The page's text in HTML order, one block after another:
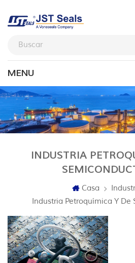
INDUSTRIA
Casa
Industria Petroquímica Y De